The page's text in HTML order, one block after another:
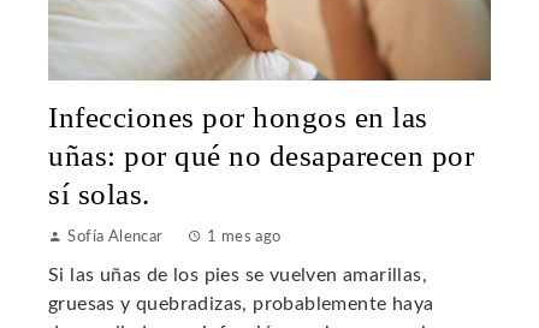
Infecciones por hongos en las
uñas: por qué no desaparecen por
sí solas.
Sofía Alencar 1 mes ago
Si las uñas de los pies se vuelven amarillas,
gruesas y quebradizas, probablemente haya